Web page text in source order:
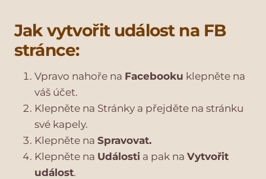
Jak vytvořit událost na FB
stránce:
Vpravo nahoře na Facebooku klepněte na
váš účet.
Klepněte na Stránky a přejděte na stránku
své kapely.
Klepněte na Spravovat.
Klepněte na Události a pak na Vytvořit
událost.